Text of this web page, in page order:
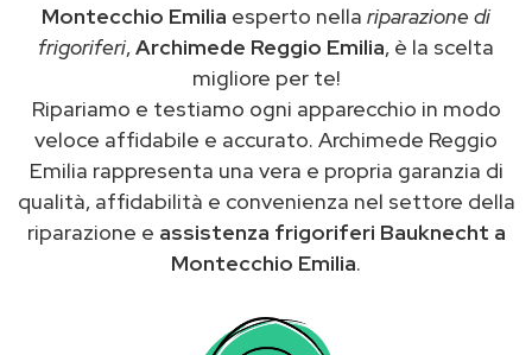
Montecchio Emilia esperto nella riparazione di
frigoriferi,Archimede Reggio Emilia, è la scelta
migliore per te!
Ripariamo e testiamo ogni apparecchio in modo
veloce affidabile e accurato. Archimede Reggio
Emilia rappresenta una vera e propria garanzia di
qualità, affidabilità e convenienza nel settore della
riparazione e assistenza frigoriferi Bauknecht a
Montecchio Emilia.